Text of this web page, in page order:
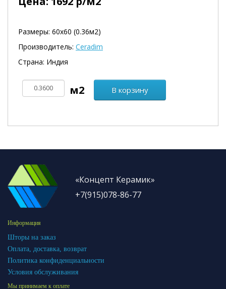
Размеры: 60х60 (0.36м2)
Производитель: Ceradim
Страна: Индия
В корзину
«Концепт Керамик»
+7(915)078-86-77
Информация
Шторы на заказ
Оплата, доставка, возврат
Политика конфиденциальности
Условия обслуживания
Мы принимаем к оплате